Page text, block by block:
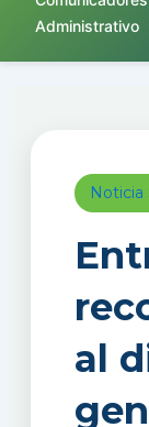
Administrativo
Noticia
al